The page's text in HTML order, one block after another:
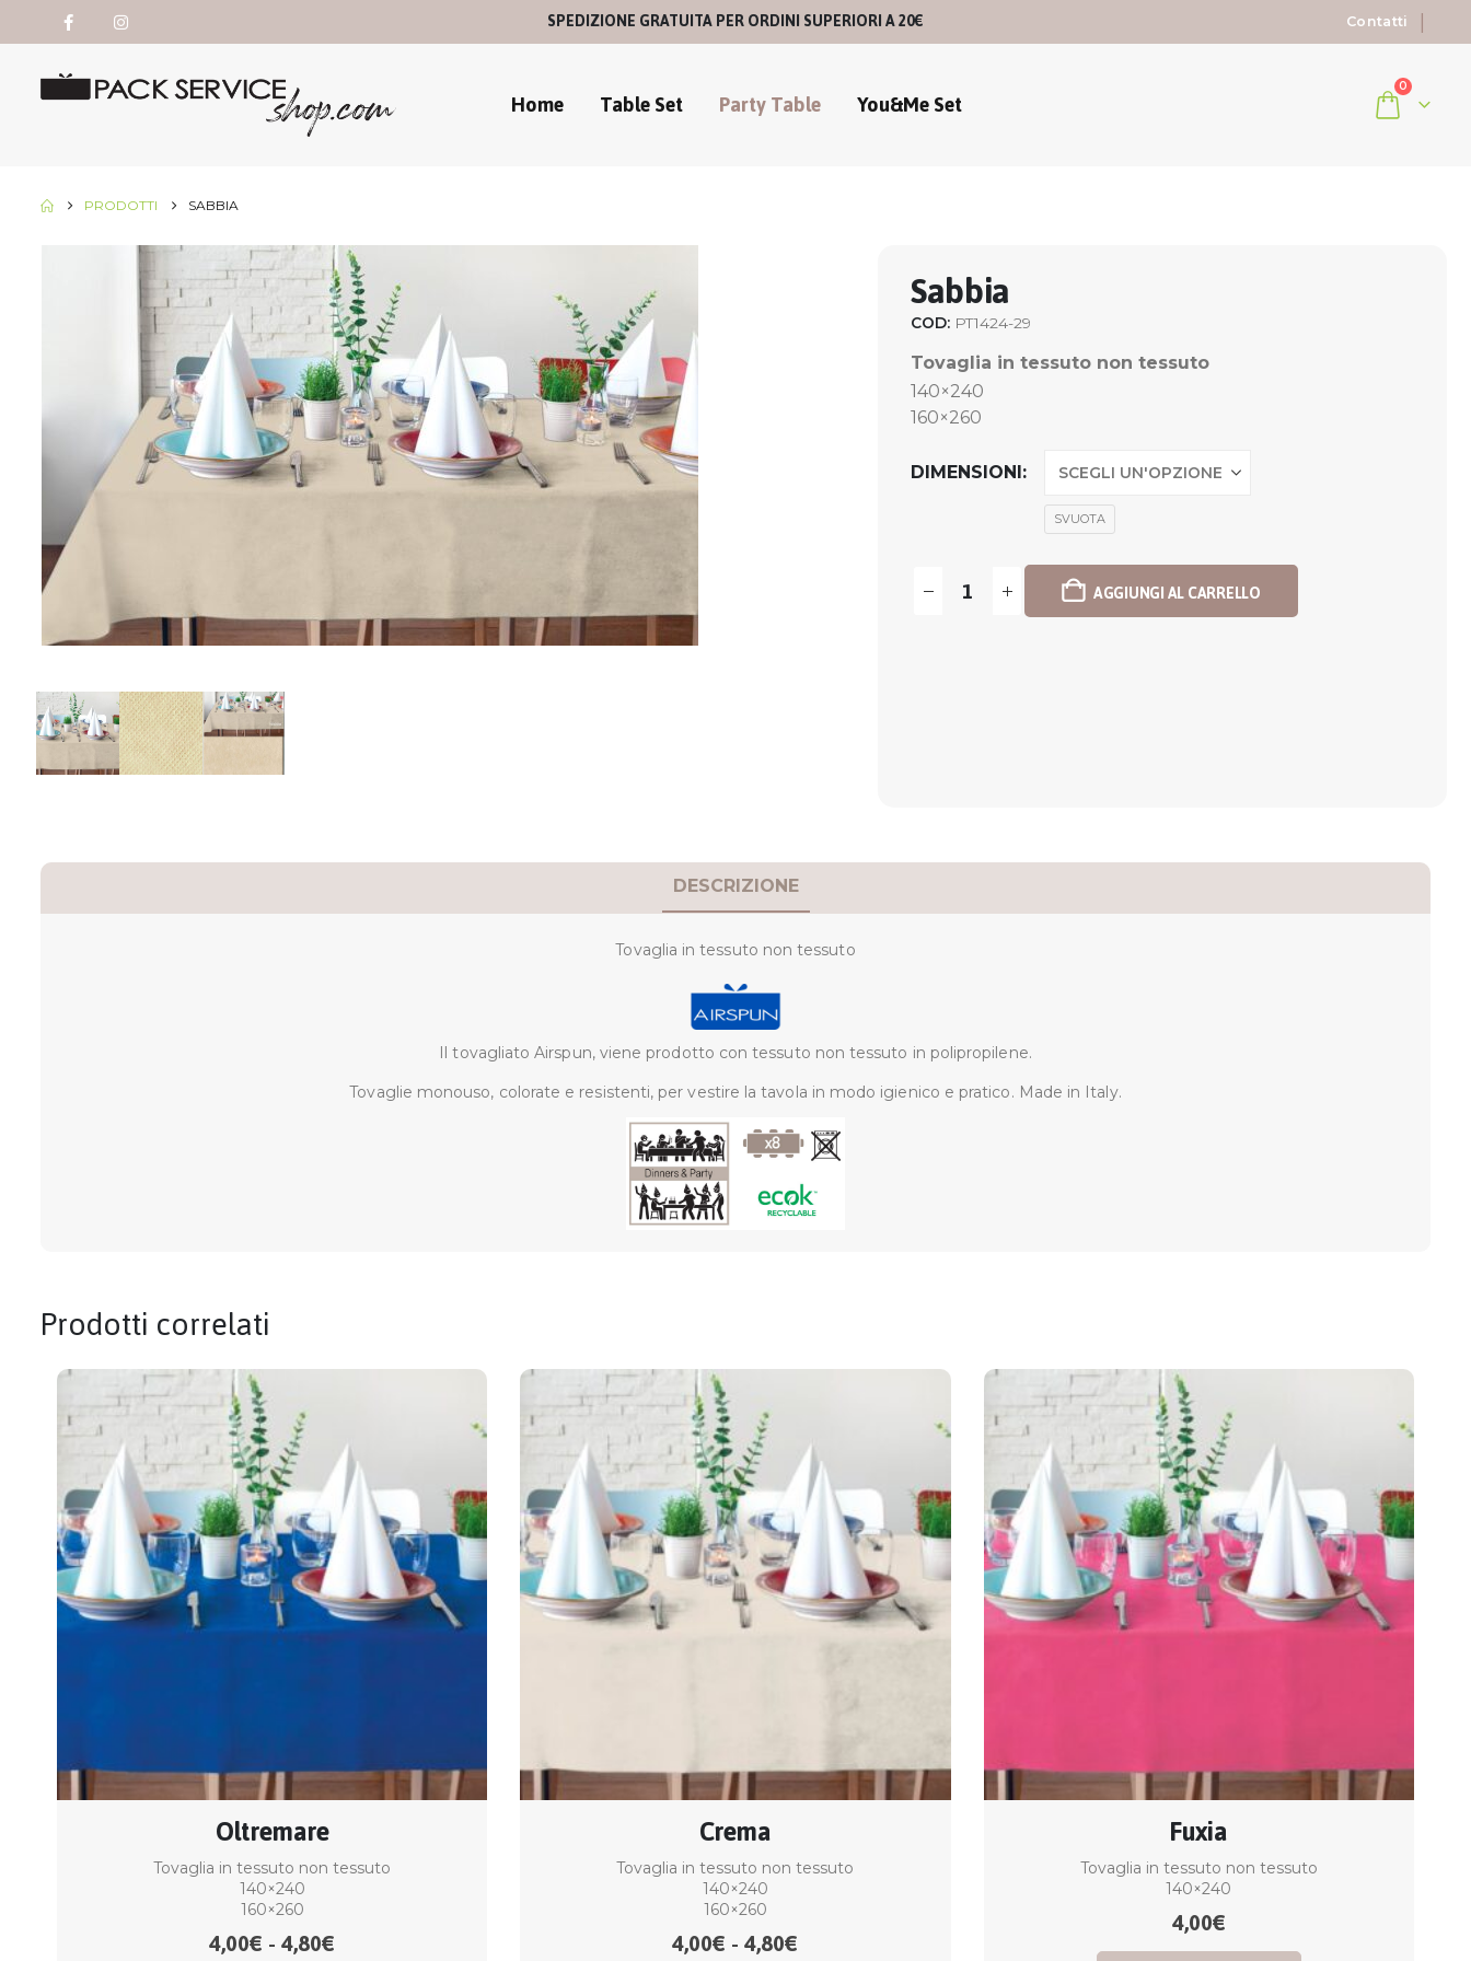
SPEDIZIONE GRATUITA PER ORDINI SUPERIORI A 20€ Contatti
Home Table Set Party Table You&Me Set 0
PRODOTTI SABBIA
Sabbia
COD: PT1424-29
Tovaglia in tessuto non tessuto
140×240
160×260
DIMENSIONI
SVUOTA
AGGIUNGI AL CARRELLO
DESCRIZIONE
Tovaglia in tessuto non tessuto
Il tovagliato Airspun, viene prodotto con tessuto non tessuto in polipropilene.
Tovaglie monouso, colorate e resistenti, per vestire la tavola in modo igienico e pratico. Made in Italy.
Prodotti correlati
Oltremare
Tovaglia in tessuto non tessuto
140×240
160×260
4,00€ - 4,80€
Crema
Tovaglia in tessuto non tessuto
140×240
160×260
4,00€ - 4,80€
Fuxia
Tovaglia in tessuto non tessuto
140×240
4,00€